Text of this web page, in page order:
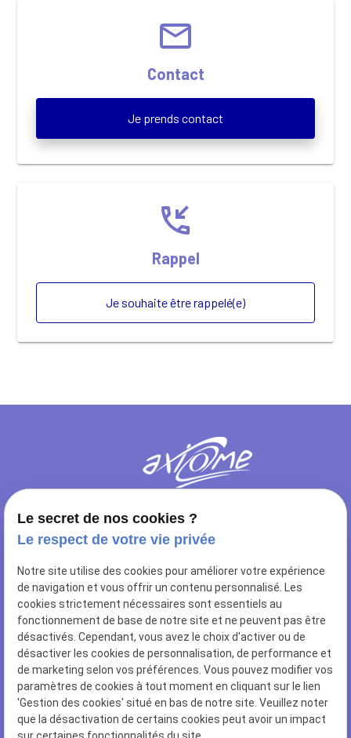
email
Contact
Je prends contact
phone_callback
Rappel
Je souhaite être rappelé(e)
NOUS RETROUVER
10 rue de Sailly
62112 CORBEHEM
NOUS CONTACTER
03 27 96 78 84
NUMÉRO SIRET
44502466400028
Le secret de nos cookies ?
Le respect de votre vie privée
Notre site utilise des cookies pour améliorer votre expérience
de navigation et vous offrir un contenu personnalisé. Les
cookies strictement nécessaires sont essentiels au
fonctionnement de base de notre site et ne peuvent pas être
désactivés. Cependant, vous avez le choix d'activer ou de
désactiver les cookies de personnalisation, de performance et
de marketing selon vos préférences. Vous pouvez modifier vos
paramètres de cookies à tout moment en cliquant sur le lien
'Gestion des cookies' situé en bas de notre site. Veuillez noter
que la désactivation de certains cookies peut avoir un impact